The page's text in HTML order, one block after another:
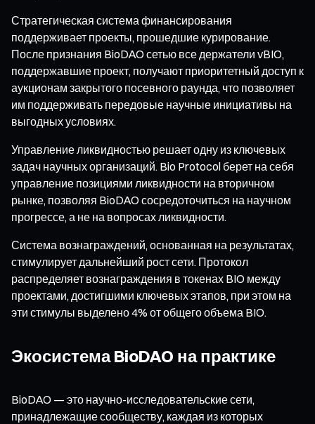
Стратегическая система финансирования
поддерживает проекты, прошедшие курирование.
После признания BioDAO сетью все держатели vBIO,
поддержавшие проект, получают приоритетный доступ к
аукционам закрытого посевного раунда, что позволяет
им поддерживать передовые научные инициативы на
выгодных условиях.
Управление ликвидностью решает одну из ключевых
задач научных организаций. Bio Protocol берет на себя
управление позициями ликвидности на вторичном
рынке, позволяя BioDAO сосредоточиться на научном
прогрессе, а не на вопросах ликвидности.
Система вознаграждений, основанная на результатах,
стимулирует дальнейший рост сети. Протокол
распределяет вознаграждения в токенах BIO между
проектами, достигшими ключевых этапов, при этом на
эти стимулы выделено 4% от общего объема BIO.
Экосистема BioDAO на практике
BioDAO — это научно-исследовательские сети,
принадлежащие сообществу, каждая из которых